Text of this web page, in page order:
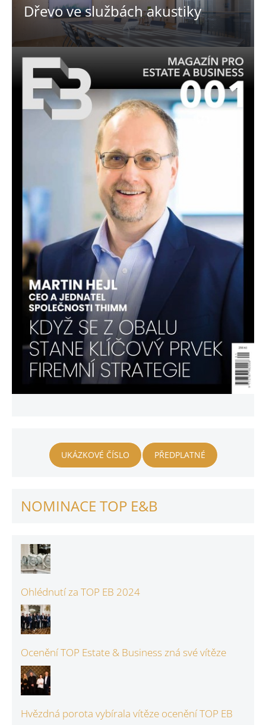
Dřevo ve službách akustiky
UKÁZKOVÉ ČÍSLO PŘEDPLATNÉ
NOMINACE TOP E&B
Ohlédnutí za TOP EB 2024
Ocenění TOP Estate & Business zná své vítěze
Hvězdná porota vybírala vítěze ocenění TOP EB